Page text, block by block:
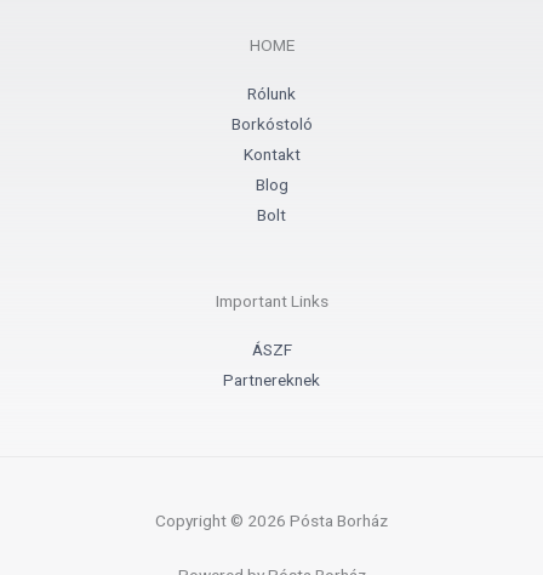
aHOME
Rólunk
Borkóstoló
Kontakt
Blog
Bolt
Important Links
ÁSZF
Partnereknek
Copyright © 2026 Pósta Borház